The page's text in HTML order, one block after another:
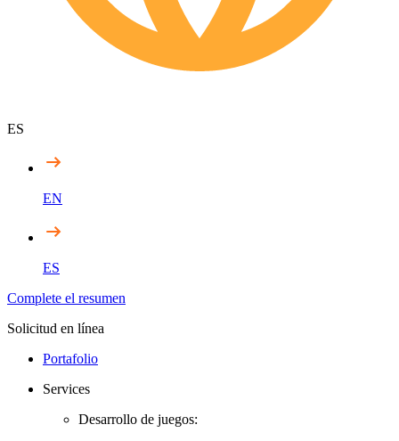
ES
EN
ES
Complete el resumen
Solicitud en línea
Portafolio
Services
Desarrollo de juegos: